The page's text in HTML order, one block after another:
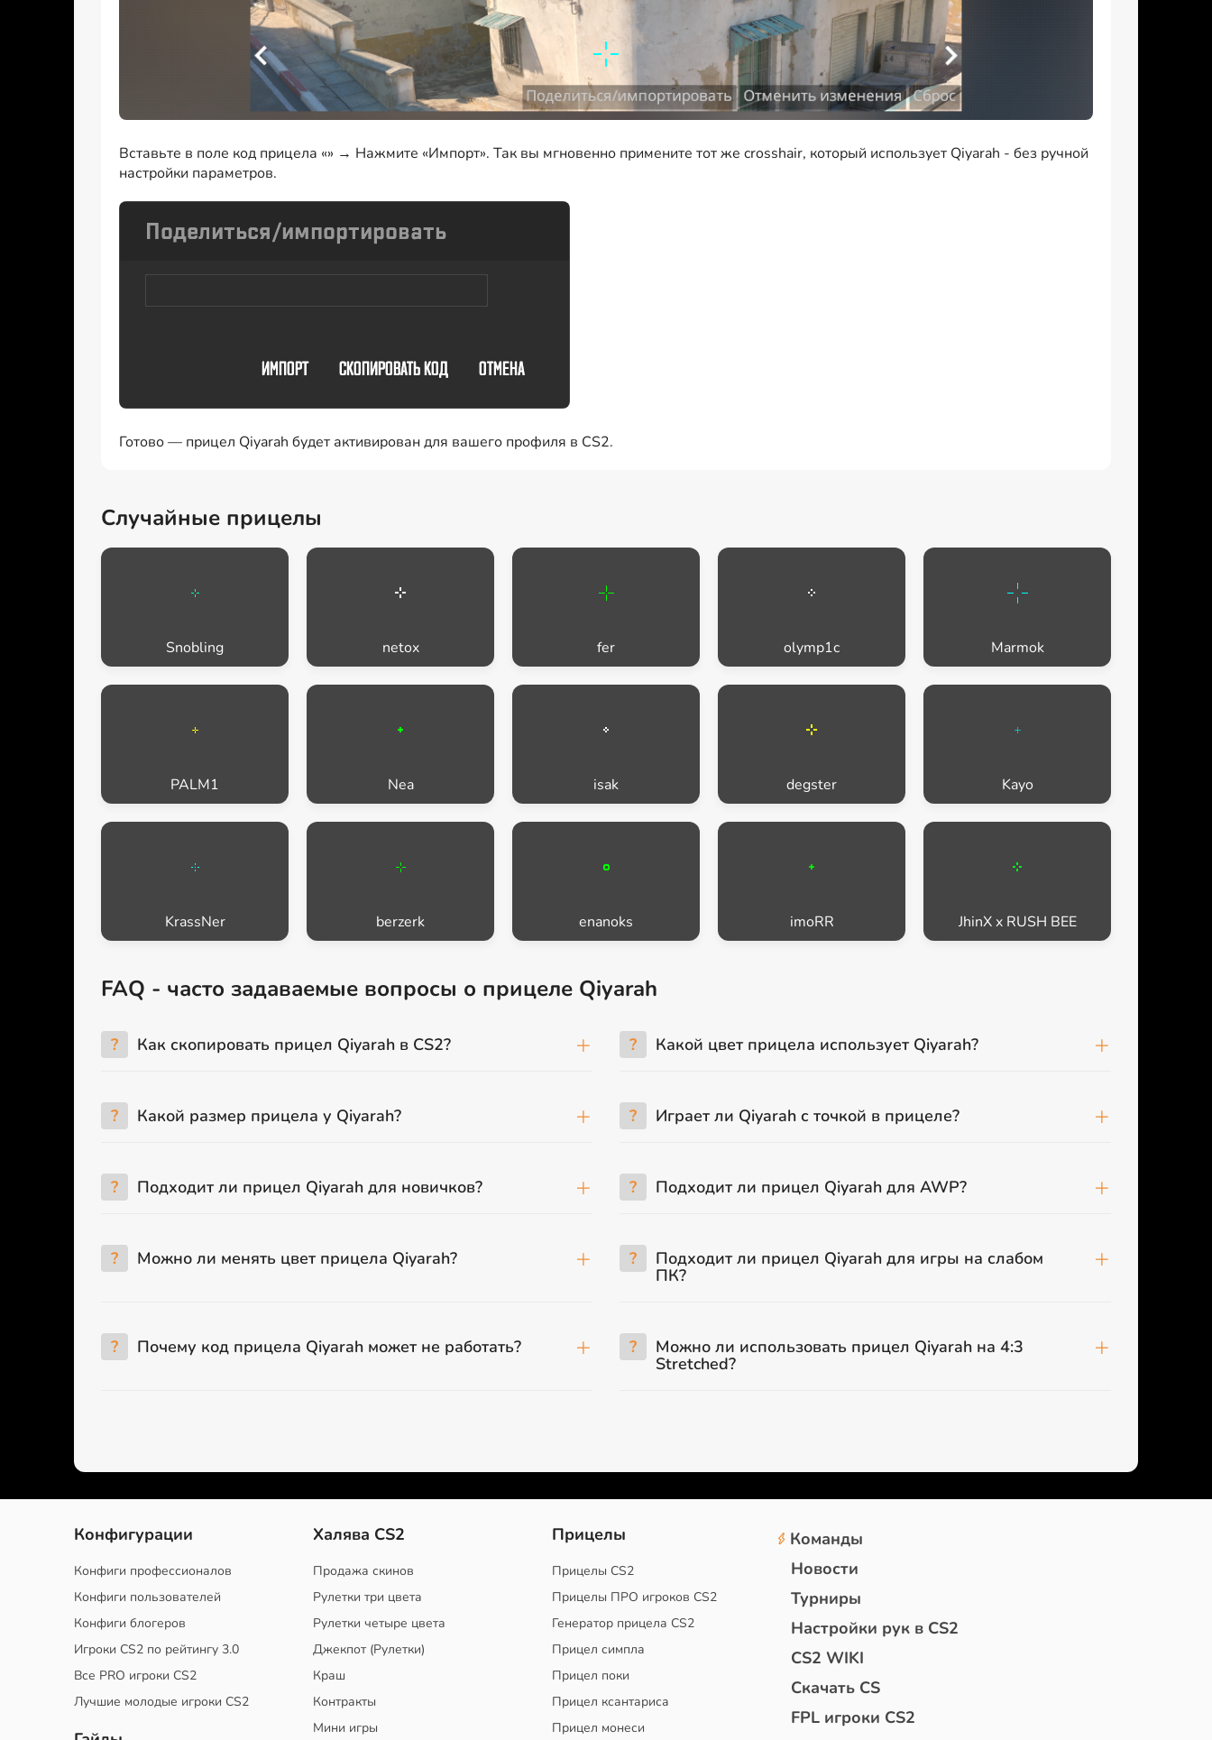
Вставьте в поле код прицела «» → Нажмите «Импорт». Так вы мгновенно примените тот же crosshair, который использует Qiyarah - без ручной
настройки параметров.
Готово — прицел Qiyarah будет активирован для вашего профиля в CS2.
Случайные прицелы
Snobling netox fer olymp1c Marmok
PALM1 Nea isak degster Kayo
KrassNer berzerk enanoks imoRR JhinX x RUSH BEE
FAQ - часто задаваемые вопросы о прицеле Qiyarah
? Как скопировать прицел Qiyarah в CS2? ? Какой цвет прицела использует Qiyarah?
? Какой размер прицела у Qiyarah? ? Играет ли Qiyarah с точкой в прицеле?
? Подходит ли прицел Qiyarah для новичков? ? Подходит ли прицел Qiyarah для AWP?
? Можно ли менять цвет прицела Qiyarah? ? Подходит ли прицел Qiyarah для игры на слабом
ПК?
? Почему код прицела Qiyarah может не работать? ? Можно ли использовать прицел Qiyarah на 4:3
Stretched?
Конфигурации
Конфиги профессионалов
Конфиги пользователей
Конфиги блогеров
Игроки CS2 по рейтингу 3.0
Все PRO игроки CS2
Лучшие молодые игроки CS2
Халява CS2
Продажа скинов
Рулетки три цвета
Рулетки четыре цвета
Джекпот (Рулетки)
Краш
Контракты
Мини игры
Прицелы
Прицелы CS2
Прицелы ПРО игроков CS2
Генератор прицела CS2
Прицел симпла
Прицел поки
Прицел ксантариса
Прицел монеси
Команды
Новости
Турниры
Настройки рук в CS2
CS2 WIKI
Скачать CS
FPL игроки CS2